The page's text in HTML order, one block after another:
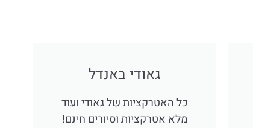
גאודי באנדל
כל האטרקציות של גאודי ועוד
מלא אטרקציות וסיורים חינם!